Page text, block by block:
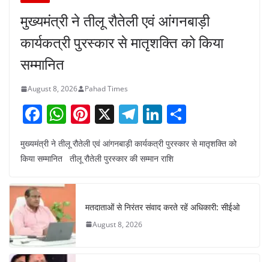
मुख्यमंत्री ने तीलू रौतेली एवं आंगनबाड़ी
कार्यकत्री पुरस्कार से मातृशक्ति को किया
सम्मानित
August 8, 2026 Pahad Times
F
a
c
b
o
o
k
W
h
at
A
p
p
Pi
nt
er
X T
el
e
m
Li
n
k
n
h
ar
मुख्यमंत्री ने तीलू रौतेली एवं आंगनबाड़ी कार्यकत्री पुरस्कार से मातृशक्ति को
किया सम्मानित तीलू रौतेली पुरस्कार की सम्मान राशि
मतदाताओं से निरंतर संवाद करते रहें अधिकारी: सीईओ
August 8, 2026